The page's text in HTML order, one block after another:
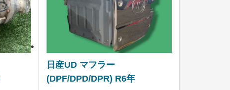
日産UD マフラー
(DPF/DPD/DPR) R6年